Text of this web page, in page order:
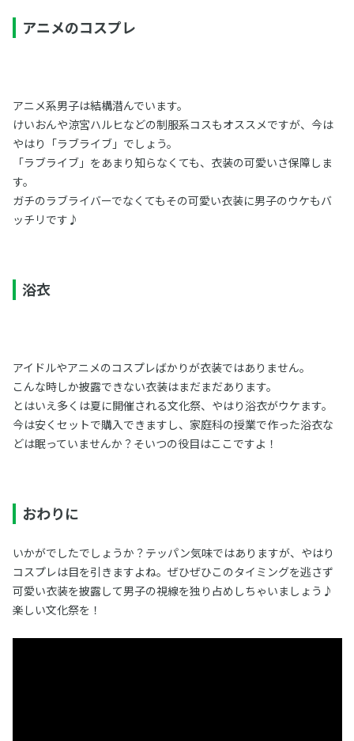
アニメのコスプレ
アニメ系男子は結構潜んでいます。
けいおんや涼宮ハルヒなどの制服系コスもオススメですが、今は
やはり「ラブライブ」でしょう。
「ラブライブ」をあまり知らなくても、衣装の可愛いさ保障しま
す。
ガチのラブライバーでなくてもその可愛い衣装に男子のウケもバ
ッチリです♪
浴衣
アイドルやアニメのコスプレばかりが衣装ではありません。
こんな時しか披露できない衣装はまだまだあります。
とはいえ多くは夏に開催される文化祭、やはり浴衣がウケます。
今は安くセットで購入できますし、家庭科の授業で作った浴衣な
どは眠っていませんか？そいつの役目はここですよ！
おわりに
いかがでしたでしょうか？テッパン気味ではありますが、やはり
コスプレは目を引きますよね。ぜひぜひこのタイミングを逃さず
可愛い衣装を披露して男子の視線を独り占めしちゃいましょう♪
楽しい文化祭を！